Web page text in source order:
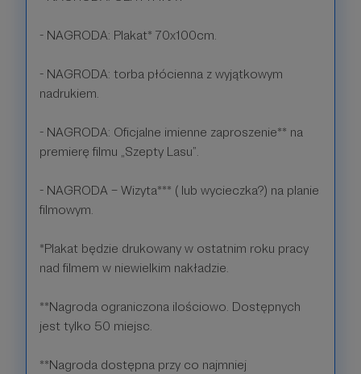
- NAGRODA: Plakat* 70x100cm.
- NAGRODA: torba płócienna z wyjątkowym
nadrukiem.
- NAGRODA: Oficjalne imienne zaproszenie** na
premierę filmu „Szepty Lasu”.
- NAGRODA – Wizyta*** ( lub wycieczka?) na planie
filmowym.
*Plakat będzie drukowany w ostatnim roku pracy
nad filmem w niewielkim nakładzie.
**Nagroda ograniczona ilościowo. Dostępnych
jest tylko 50 miejsc.
**Nagroda dostępna przy co najmniej